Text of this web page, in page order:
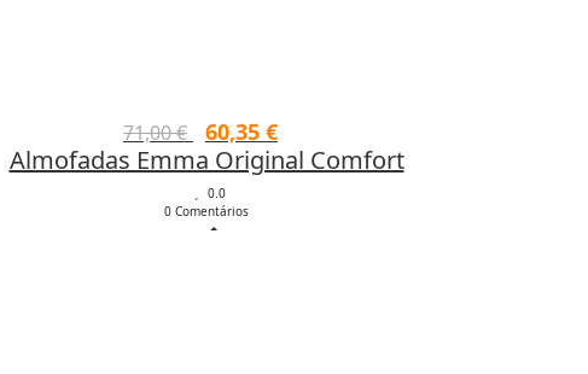
71,00€
O
preço
original
era:
60,35 €
preço
Almofadas Emma Original Comfort
0.0
0 Comentários